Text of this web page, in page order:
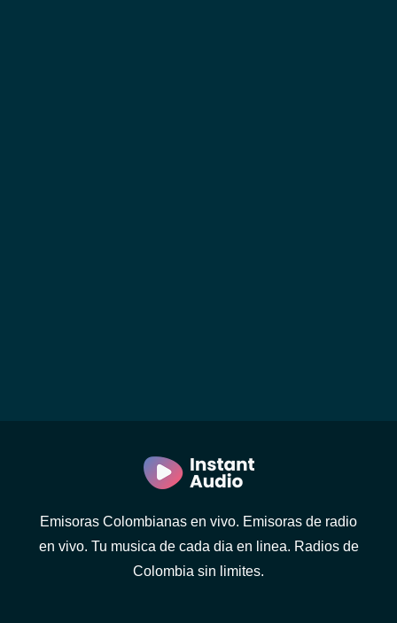
Emisoras Colombianas en vivo. Emisoras de radio
en vivo. Tu musica de cada dia en linea. Radios de
Colombia sin limites.